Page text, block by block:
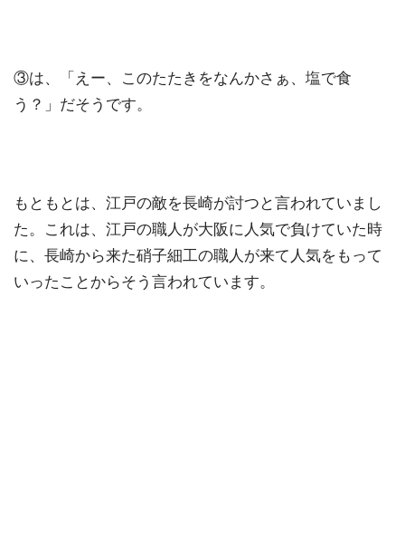
③は、「えー、このたたきをなんかさぁ、塩で食
う？」だそうです。
もともとは、江戸の敵を長崎が討つと言われていまし
た。これは、江戸の職人が大阪に人気で負けていた時
に、長崎から来た硝子細工の職人が来て人気をもって
いったことからそう言われています。